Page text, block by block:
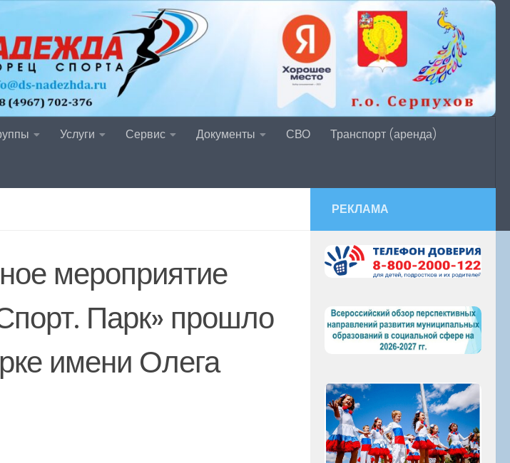
Услуги Сервис Документы СВО Транспорт (аренда)
мероприятие
Парк» прошло
имени Олега
РЕКЛАМА